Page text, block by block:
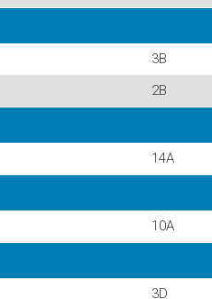
3B
2B
14A
10A
3D